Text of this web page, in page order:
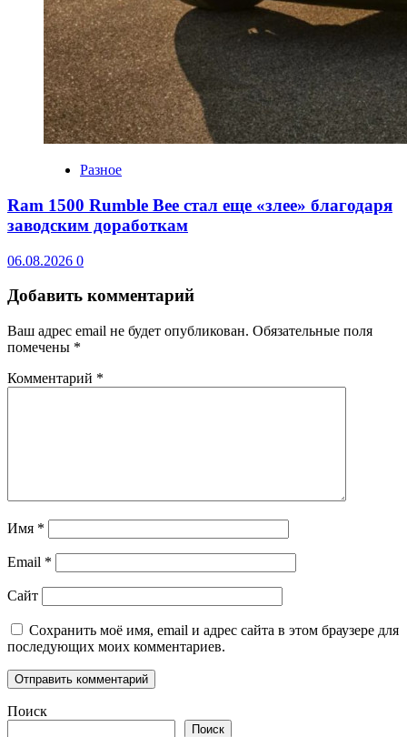
Разное
Ram 1500 Rumble Bee стал еще «злее» благодаря
заводским доработкам
06.08.2026 0
Добавить комментарий
Ваш адрес email не будет опубликован. Обязательные поля
помечены *
Комментарий *
Имя *
Email *
Сайт
Сохранить моё имя, email и адрес сайта в этом браузере для
последующих моих комментариев.
Поиск
Поиск